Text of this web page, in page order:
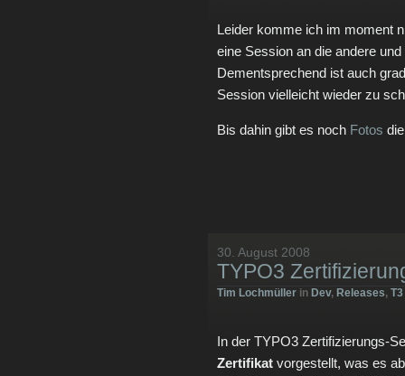
Leider komme ich im moment
eine Session an die andere
Dementsprechend ist auch
Session vielleicht wieder zu
Bis dahin gibt es noch Fotos
30. August 2008
TYPO3
Tim Lochmüller in Dev, Releases,
In der TYPO3 Zertifizierungs-
Zertifikat vorgestellt, was es